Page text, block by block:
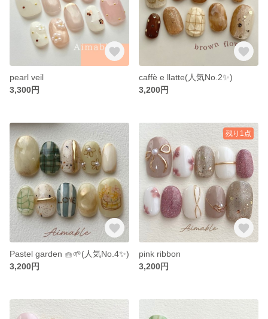
pearl veil
3,300円
caffè e llatte(人気No.2✨)
3,200円
Pastel garden 🧺🌱(人気No.4✨)
3,200円
残り1点
pink ribbon
3,200円